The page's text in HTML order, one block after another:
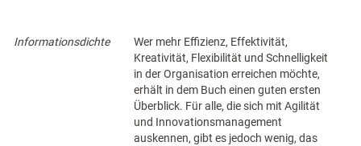
Informationsdichte
Wer mehr Effizienz, Effektivität,
Kreativität, Flexibilität und Schnelligkeit
in der Organisation erreichen möchte,
erhält in dem Buch einen guten ersten
Überblick. Für alle, die sich mit Agilität
und Innovationsmanagement
auskennen, gibt es jedoch wenig, das